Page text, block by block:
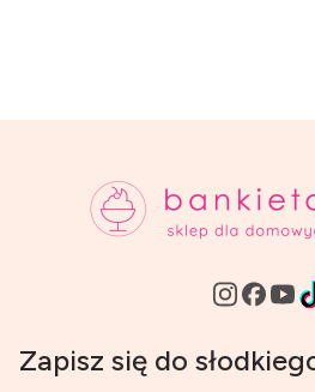
Zapisz się do